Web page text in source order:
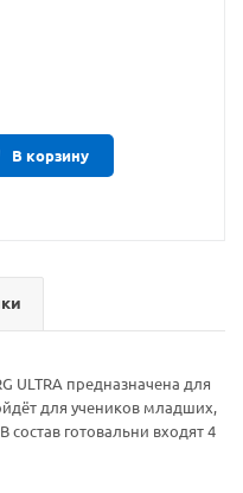
В корзину
ULTRA предназначена для
для учеников младших,
состав готовальни входят 4